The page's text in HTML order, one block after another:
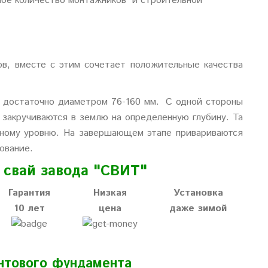
вместе с этим сочетает положительные качества
диаметром 76-160 мм. С одной стороны
в землю на определенную глубину. Та
уровню. На завершающем этапе привариваются
завода "СВИТ"
Гарантия
10 лет
Низкая
цена
Установка
даже зимой
фундамента